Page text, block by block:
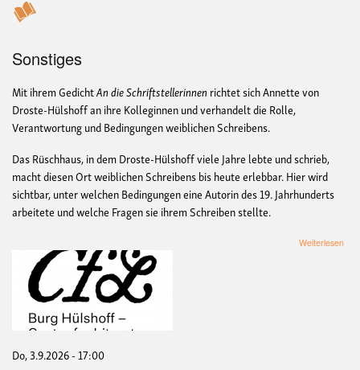
Sonstiges
Mit ihrem GedichtAn die Schriftstellerinnen richtet sich Annette von
Droste-Hülshoff an ihre Kolleginnen und verhandelt die Rolle,
Verantwortung und Bedingungen weiblichen Schreibens.
Das Rüschhaus, in dem Droste-Hülshoff viele Jahre lebte und schrieb,
macht diesen Ort weiblichen Schreibens bis heute erlebbar. Hier wird
sichtbar, unter welchen Bedingungen eine Autorin des 19. Jahrhunderts
arbeitete und welche Fragen sie ihrem Schreiben stellte.
Weiterlesen
Do, 3.9.2026 - 17:00